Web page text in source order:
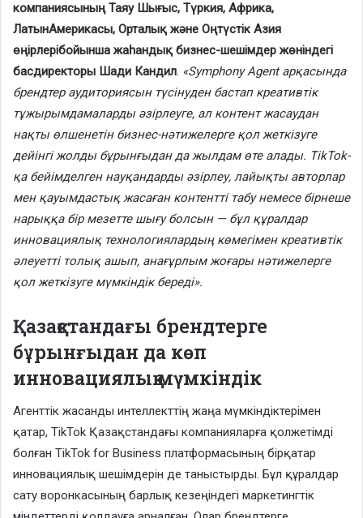
компаниясының Таяу Шығыс, Түркия, Африка,
ЛатынАмерикасы, Орталық және Оңтүстік Азия
өңірлерібойынша жаһандық бизнес-шешімдер жөніндегі
басдиректоры Шади Кандил. «Symphony Agent арқасында
брендтер аудиториясын түсінуден бастап креативтік
тұжырымдамаларды әзірлеуге, ал контент жасаудан
нақты өлшенетін бизнес-нәтижелерге қол жеткізуге
дейінгі жолды бұрынғыдан да жылдам өте алады. TikTok-
қа бейімделген науқандарды әзірлеу, лайықты авторлар
мен қауымдастық жасаған контентті табу немесе бірнеше
нарыққа бір мезетте шығу болсын — бұл құралдар
инновациялық технологиялардың көмегімен креативтік
әлеуетті толық ашып, анағұрлым жоғары нәтижелерге
қол жеткізуге мүмкіндік береді».
Қазақстандағы брендтерге
бұрынғыдан да көп
инновациялық мүмкіндік
Агенттік жасанды интеллекттің жаңа мүмкіндіктерімен
қатар, TikTok Қазақстандағы компанияларға қолжетімді
болған TikTok for Business платформасының бірқатар
инновациялық шешімдерін де таныстырды. Бұл құралдар
сату воронкасының барлық кезеңіндегі маркетингтік